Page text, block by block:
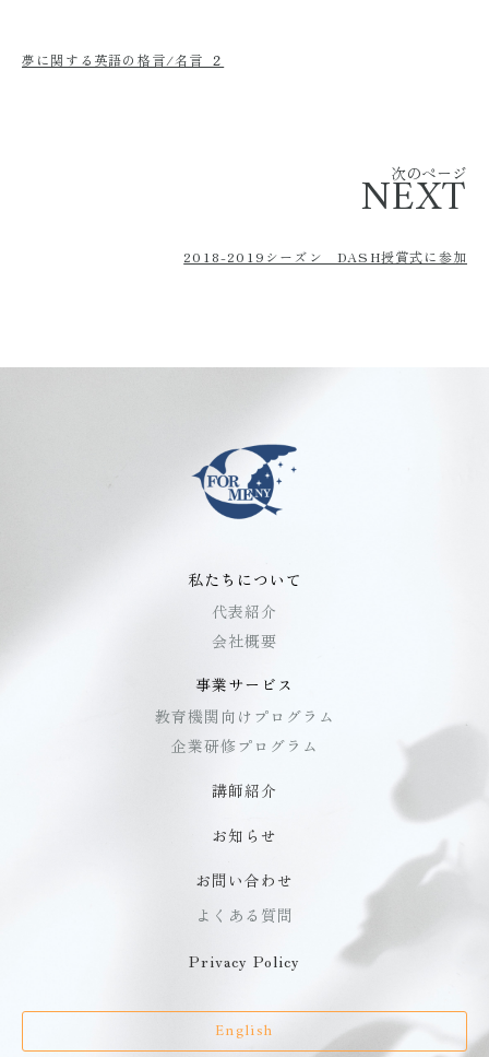
夢に関する英語の格言/名言 ２
次のページ
NEXT
2018-2019シーズン DASH授賞式に参加
私たちについて
代表紹介
会社概要
事業サービス
教育機関向けプログラム
企業研修プログラム
講師紹介
お知らせ
お問い合わせ
よくある質問
Privacy Policy
English